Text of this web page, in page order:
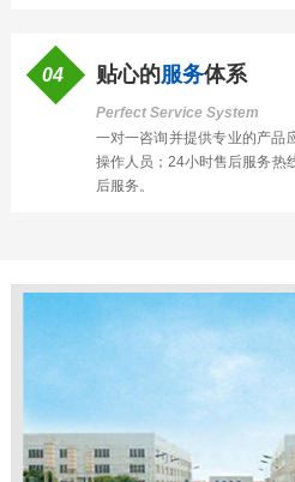
04 贴心的服务体系
Perfect Service System
一对一咨询并提供专业的产品
操作人员；24小时售后服务热
后服务。